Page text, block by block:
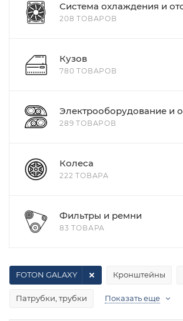
Система охлаждения и
208 ТОВАРОВ
Кузов
780 ТОВАРОВ
Электрооборудование и
289 ТОВАРОВ
Колеса
222 ТОВАРА
Фильтры и ремни
83 ТОВАРА
Кронштейны
Патрубки, трубки
FOTON GALAXY
Показать еще